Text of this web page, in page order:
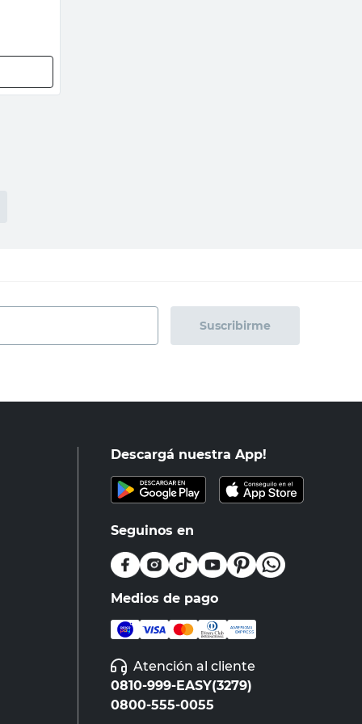
Suscribirme
Descargá nuestra App!
Seguinos en
Medios de pago
Atención al cliente
0810-999-EASY(3279)
0800-555-0055